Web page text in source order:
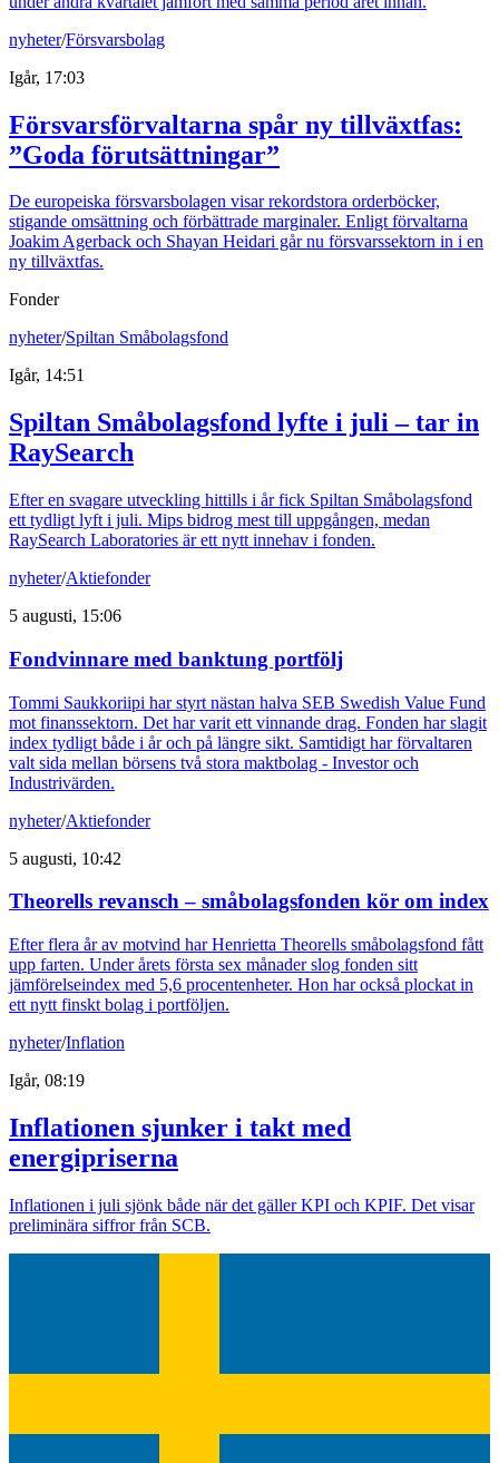
nyheter/Försvarsbolag
Igår, 17:03
Försvarsförvaltarna spår ny tillväxtfas:
”Goda förutsättningar”
De europeiska försvarsbolagen visar rekordstora orderböcker,
stigande omsättning och förbättrade marginaler. Enligt förvaltarna
Joakim Agerback och Shayan Heidari går nu försvarssektorn in i en
ny tillväxtfas.
Fonder
nyheter/Spiltan Småbolagsfond
Igår, 14:51
Spiltan Småbolagsfond lyfte i juli – tar in
RaySearch
Efter en svagare utveckling hittills i år fick Spiltan Småbolagsfond
ett tydligt lyft i juli. Mips bidrog mest till uppgången, medan
RaySearch Laboratories är ett nytt innehav i fonden.
nyheter/Aktiefonder
5 augusti, 15:06
Fondvinnare med banktung portfölj
Tommi Saukkoriipi har styrt nästan halva SEB Swedish Value Fund
mot finanssektorn. Det har varit ett vinnande drag. Fonden har slagit
index tydligt både i år och på längre sikt. Samtidigt har förvaltaren
valt sida mellan börsens två stora maktbolag - Investor och
Industrivärden.
nyheter/Aktiefonder
5 augusti, 10:42
Theorells revansch – småbolagsfonden kör om index
Efter flera år av motvind har Henrietta Theorells småbolagsfond fått
upp farten. Under årets första sex månader slog fonden sitt
jämförelseindex med 5,6 procentenheter. Hon har också plockat in
ett nytt finskt bolag i portföljen.
nyheter/Inflation
Igår, 08:19
Inflationen sjunker i takt med
energipriserna
Inflationen i juli sjönk både när det gäller KPI och KPIF. Det visar
preliminära siffror från SCB.